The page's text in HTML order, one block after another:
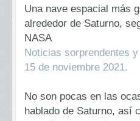
Una nave espacial más
alrededor de Saturno,
NASA
Noticias sorprendentes
15 de noviembre 2021.
No son pocas en las
hablado de Saturno, así